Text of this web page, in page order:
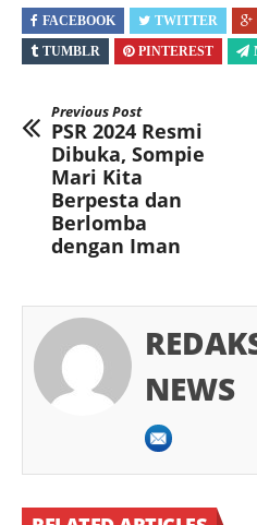
FACEBOOK TWITTER
TUMBLR
PINTEREST
Previous Post
PSR 2024 Resmi
Dibuka, Sompie
Mari Kita
Berpesta dan
Berlomba
dengan Iman
NEWS